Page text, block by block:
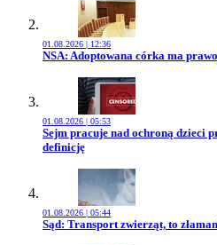
01.08.2026 | 12:36
Przejdź do artykułu:
NSA: Adoptowana córka ma
01.08.2026 | 05:53
Przejdź do artykułu:
Sejm pracuje nad ochroną dzieci
definicję
01.08.2026 | 05:44
Przejdź do artykułu:
Sąd: Transport zwierząt, to